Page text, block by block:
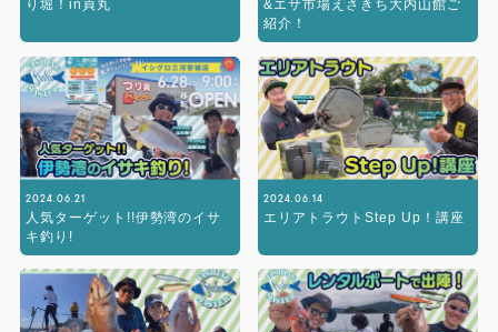
り堀！in貞丸
&エサ市場えさきち大内山館ご
紹介！
2024.06.21
人気ターゲット!!伊勢湾のイサ
キ釣り!
2024.06.14
エリアトラウトStep Up！講座